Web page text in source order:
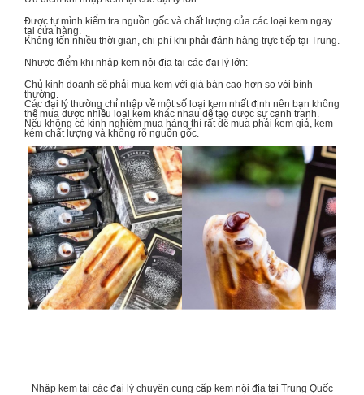
Được tự mình kiểm tra nguồn gốc và chất lượng của các loại kem ngay
tại cửa hàng.
Không tốn nhiều thời gian, chi phí khi phải đánh hàng trực tiếp tại Trung.
Nhược điểm khi nhập kem nội địa tại các đại lý lớn:
Chủ kinh doanh sẽ phải mua kem với giá bán cao hơn so với bình
thường.
Các đại lý thường chỉ nhập về một số loại kem nhất định nên bạn không
thể mua được nhiều loại kem khác nhau để tạo được sự cạnh tranh.
Nếu không có kinh nghiệm mua hàng thì rất dễ mua phải kem giả, kem
kém chất lượng và không rõ nguồn gốc.
Nhập kem tại các đại lý chuyên cung cấp kem nội địa tại Trung Quốc